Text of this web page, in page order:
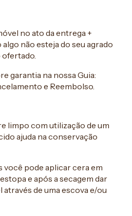
no ato da entrega +
não esteja do seu agrado
garantia na nossa Guia:
e Reembolso.
limpo com utilização de um
ajuda na conservação
você pode aplicar cera em
e após a secagem dar
de uma escova e/ou